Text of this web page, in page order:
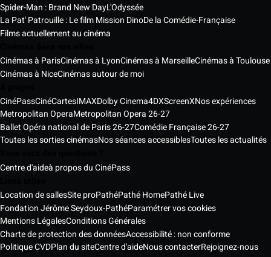
Spider-Man : Brand New DayL'Odyssée
La Pat' Patrouille : Le film Mission DinoDe la Comédie-Française
Films actuellement au cinéma
Cinémas à ParisCinémas à LyonCinémas à MarseilleCinémas à Toulouse
Cinémas à NiceCinémas autour de moi
CinéPassCinéCartesIMAXDolby Cinema4DXScreenXNos expériences
Metropolitan OperaMetropolitan Opera 26-27
Ballet Opéra national de Paris 26-27Comédie Française 26-27
Toutes les sorties cinémasNos séances accessiblesToutes les actualités
Centre d'aideà propos du CinéPass
Location de sallesSite proPathéPathé HomePathé Live
Fondation Jérôme Seydoux-PathéParamétrer vos cookies
Mentions LégalesConditions Générales
Charte de protection des donnéesAccessibilité : non conforme
Politique CVDPlan du siteCentre d'aideNous contacterRejoignez-nous